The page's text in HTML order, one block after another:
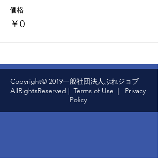
価格
￥0
Copyright© 2019一般社団法人ぷれジョブ
AllRightsReserved | Terms of Use |
Privacy
Policy